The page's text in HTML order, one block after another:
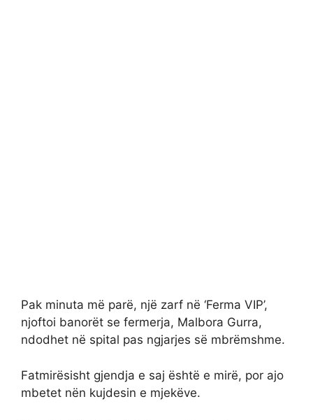
Pak minuta më parë, një zarf në ‘Ferma VIP’,
njoftoi banorët se fermerja, Malbora Gurra,
ndodhet në spital pas ngjarjes së mbrëmshme.
Fatmirësisht gjendja e saj është e mirë, por ajo
mbetet nën kujdesin e mjekëve.